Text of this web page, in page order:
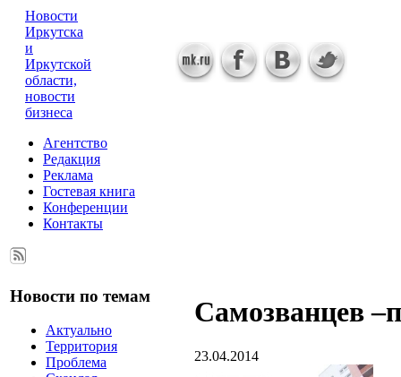
Новости
Иркутска
и
Иркутской
области,
новости
бизнеса
Агентство
Редакция
Реклама
Гостевая книга
Конференции
Контакты
Новости по темам
Актуально
Территория
Проблема
Самозванцев
23.04.2014